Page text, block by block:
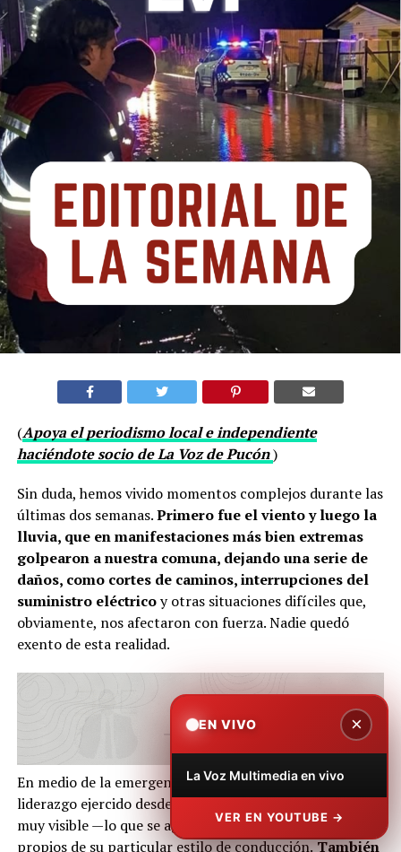
(Apoya el periodismo local e independiente
haciéndote socio de La Voz de Pucón)
Sin duda, hemos vivido momentos complejos durante las
últimas dos semanas.Primero fue el viento y luego la
lluvia, que en manifestaciones más bien extremas
golpearon a nuestra comuna, dejando una serie de
daños, como cortes de caminos, interrupciones del
suministro eléctricoy otras situaciones difíciles que,
obviamente, nos afectaron con fuerza. Nadie quedó
exento de esta realidad.
En medio de la emergencia fue público y notorio el
liderazgo ejercido desde la municipalidad, con un alcalde
muy visible —lo que se agradece— y con elementos
propios de su particular estilo de conducción.También
EN VIVO ×
La Voz Multimedia en vivo
VER EN YOUTUBE →